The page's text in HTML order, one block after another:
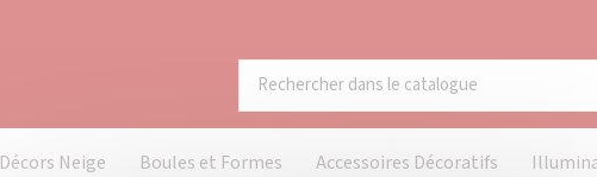
Décors Neige Boules et Formes Accessoires Décoratifs